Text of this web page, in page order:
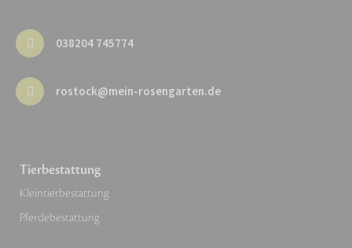
038204 745774
rostock@mein-rosengarten.de
Tierbestattung
Kleintierbestattung
Pferdebestattung